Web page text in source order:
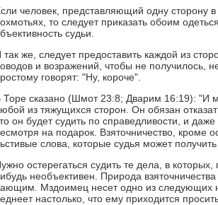
человек, представляющий одну сторону
то следует приказать обоим
судьи.
так же, следует предоставить каждой из
и возражений, чтобы не получилось,
говорят: "Ну, короче".
Торе сказано (Шмот 23:8; Дварим 16:19): "И
из тяжущихся сторон. Он обязан
он будет судить по справедливости, и
на подарок. Взяточничество, кроме
слова, которые судья может
остерегаться судить те дела, в
необъективен. Природа
Мздоимец несет одно из следующих
настолько, что ему приходится